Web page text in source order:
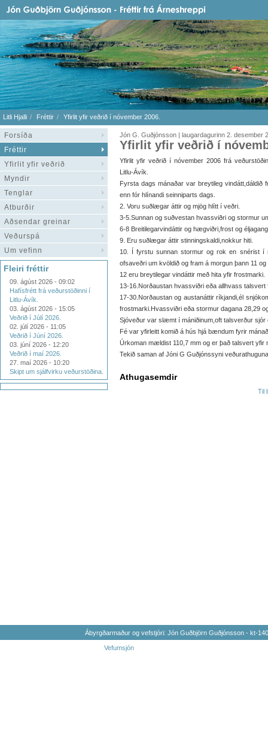
Litli Hjalli Fréttir Yfirlit yfir veðrið í nóvember 2006.
Forsíða
Fréttir
Yfirlit yfir veðrið
Myndir
Tenglar
Atburðir
Aðsendar greinar
Veðurspá
Um vefinn
Fleiri fréttir
09. ágúst 2026 - 09:02
Hafísfrétt frá veðurstöðinni í
Litlu-Ávík.
03. ágúst 2026 - 15:05
Veðrið í Júlí 2026.
02. júlí 2026 - 11:05
Veðrið í Júní 2026.
03. júní 2026 - 12:20
Veðrið í maí 2026.
27. maí 2026 - 10:20
Skipt um sjálfvirku veðurstöðina.
Jón G. Guðjónsson | laugardagurinn 2. desember
Yfirlit yfir veðrið í
Yfirlit yfir veðrið í nóvember 2006 frá
Litlu-Ávík.
Fyrsta dags mánaðar var breytileg vindátt,dáldið
enn fór hlínandi seinniparts dags.
2. Voru suðlægar áttir og mjög hlítt í veðri.
3-5.Sunnan og suðvestan hvassviðri og stormur
6-8 Breitilegarvindáttir og hægviðri,frost og
9. Eru suðlægar áttir stinningskaldi,nokkur hiti.
10. Í fyrstu sunnan stormur og rok en snérist í
ofsaveðri um kvöldið og fram á morgun þann 11
12 eru breytilegar vindáttir með hita yfir frostmarki.
13-16.Norðaustan hvassviðri eða allhvass talsvert
17-30.Norðaustan og austanáttir ríkjandi,él
frostmarki.Hvassviðri eða stormur dagana 28,29
Sjóveður var slæmt í mániðinum,oft talsverður
Fé var yfirleitt komið á hús hjá bændum fyrir
Úrkoman mældist 110,7 mm og er það talsvert yfir
Tekið saman af Jóni G Guðjónssyni
Athugasemdir
Til
Ábyrgðarmaður og vefstjóri: Jón Guðbjörn Guðjónsson - kt-
Vefumsjón